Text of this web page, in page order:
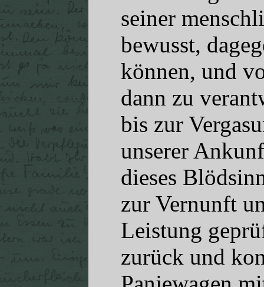
seiner
bewusst,
können, und
dann zu
bis zur
unserer
dieses
zur Vernunft
Leistung
zurück und